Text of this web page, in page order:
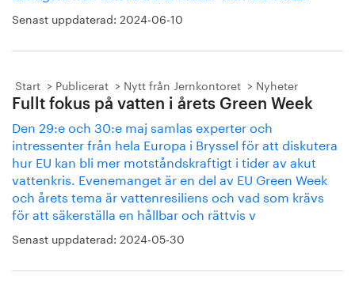
Senast uppdaterad: 2024-06-10
Start Publicerat Nytt från Jernkontoret Nyheter
Fullt fokus på vatten i årets Green Week
Den 29:e och 30:e maj samlas experter och
intressenter från hela Europa i Bryssel för att diskutera
hur EU kan bli mer motståndskraftigt i tider av akut
vattenkris. Evenemanget är en del av EU Green Week
och årets tema är vattenresiliens och vad som krävs
för att säkerställa en hållbar och rättvis v
Senast uppdaterad: 2024-05-30